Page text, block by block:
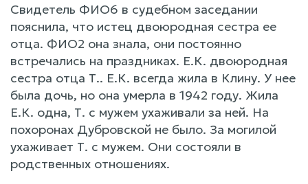
Свидетель ФИО6 в судебном заседании
пояснила, что истец двоюродная сестра ее
отца. ФИО2 она знала, они постоянно
встречались на праздниках. Е.К. двоюродная
сестра отца Т.. Е.К. всегда жила в Клину. У нее
была дочь, но она умерла в 1942 году. Жила
Е.К. одна, Т. с мужем ухаживали за ней. На
похоронах Дубровской не было. За могилой
ухаживает Т. с мужем. Они состояли в
родственных отношениях.